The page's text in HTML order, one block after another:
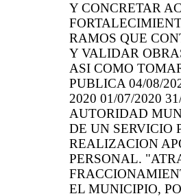
Y CONCRETAR
RAMOS QUE
Y VALIDAR
ASI COMO
PUBLICA 04/08/
2020 01/07/2020
AUTORIDAD
DE UN SERVICIO
REALIZACION
PERSONAL.
EL MUNICIPIO,